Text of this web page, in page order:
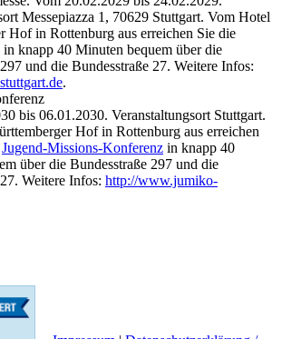
Messepiazza 1, 70629 Stuttgart. Vom Hotel
Hof in Rottenburg aus erreichen Sie die
in knapp 40 Minuten bequem über die
und die Bundesstraße 27. Weitere Infos:
.
bis 06.01.2030. Veranstaltungsort Stuttgart.
Hof in Rottenburg aus erreichen
Jugend-Missions-Konferenz in knapp 40
über die Bundesstraße 297 und die
Weitere Infos: http://www.jumiko-